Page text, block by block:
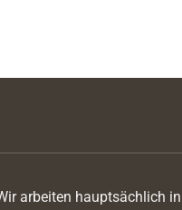
arbeiten hauptsächlich